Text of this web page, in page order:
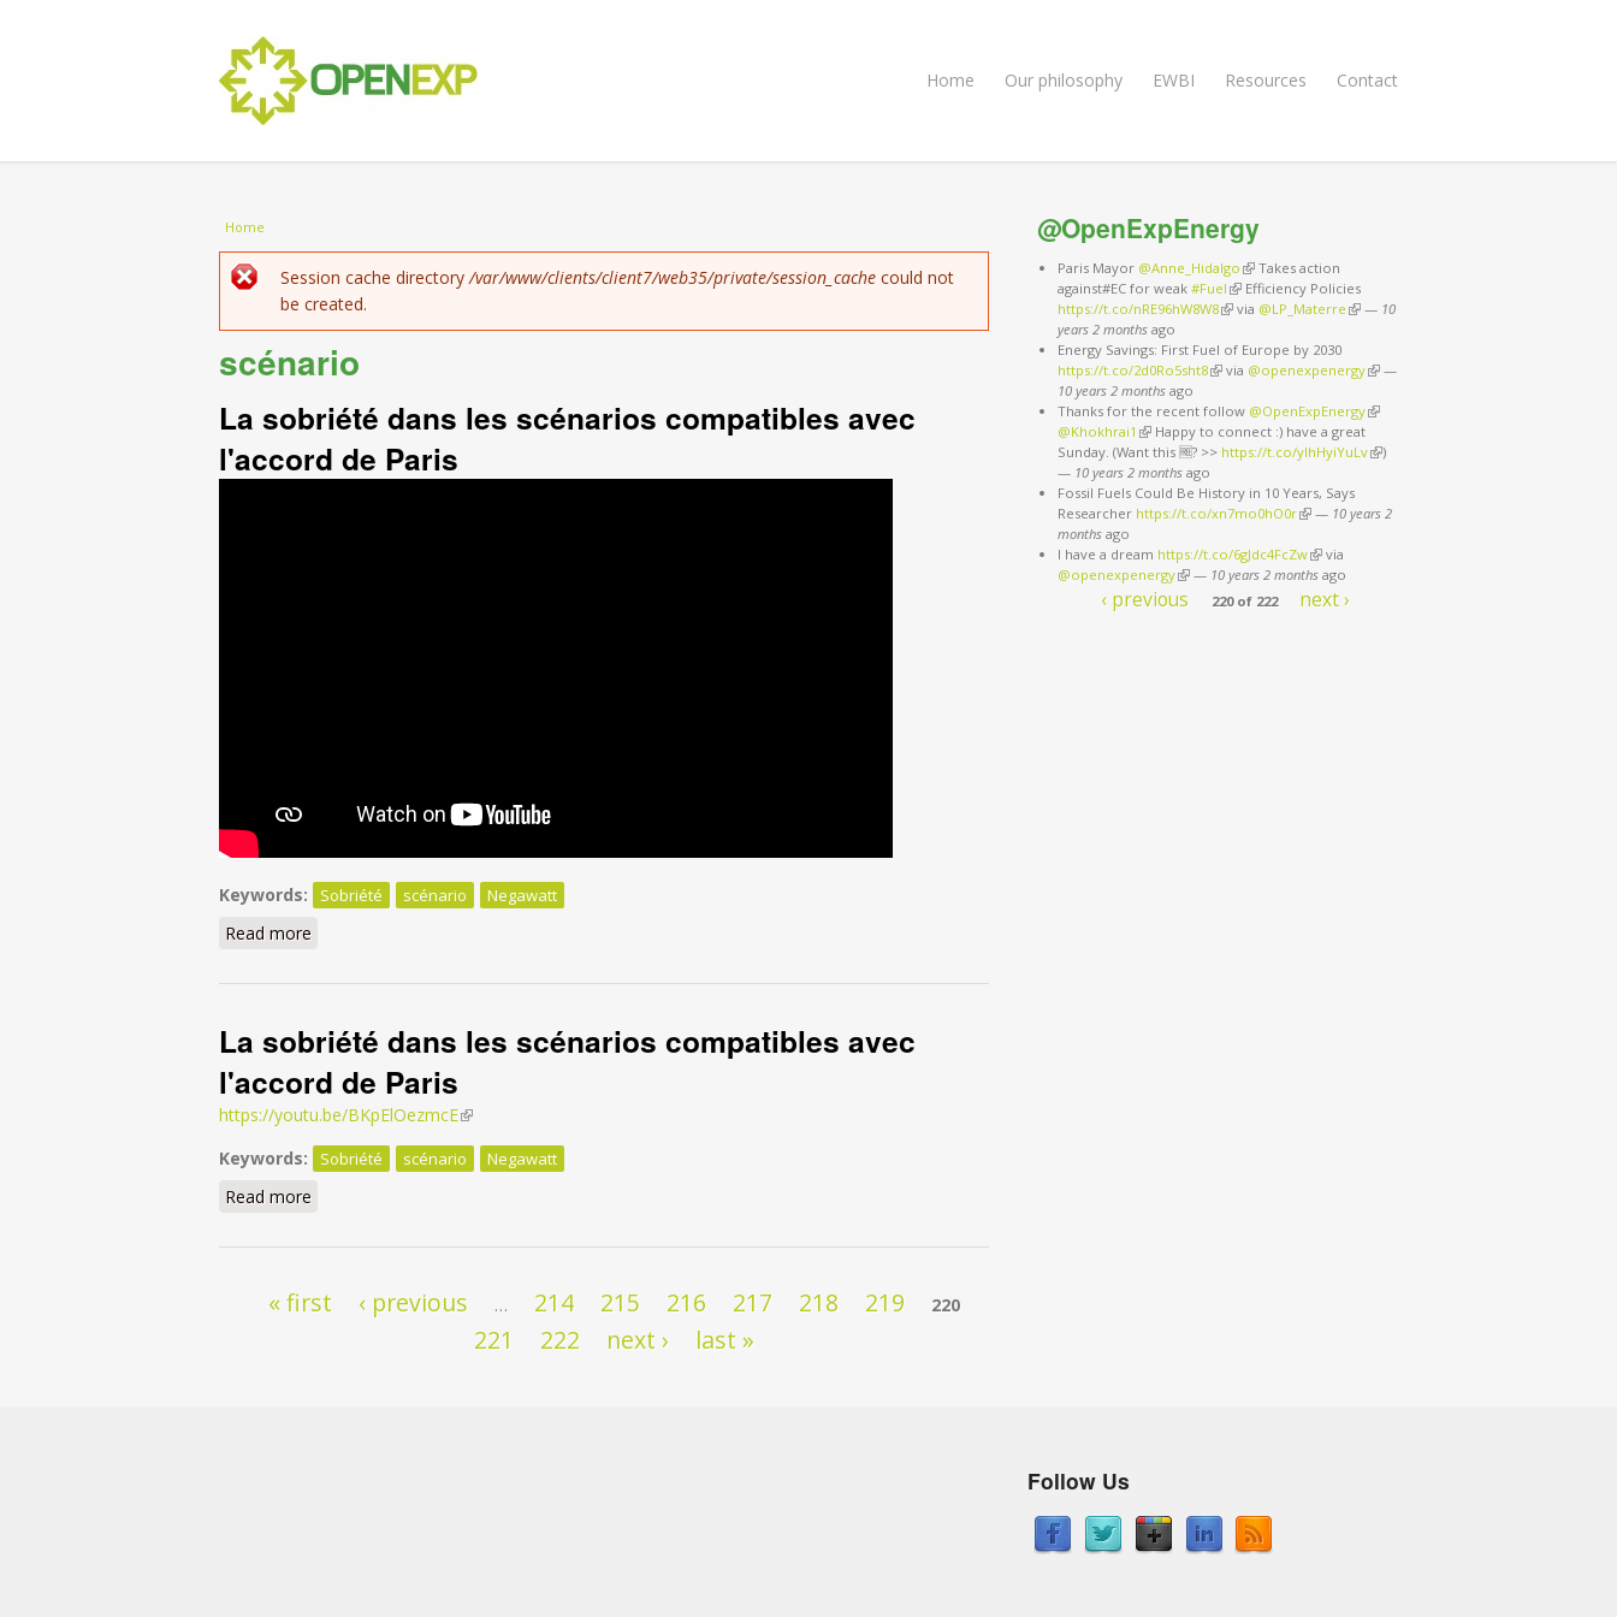
Home Our philosophy EWBI Resources Contact
You are here
Home
Error message
Session cache directory /var/www/clients/client7/web35/private/session_cache could not
be created.
scénario
La sobriété dans les scénarios compatibles avec
l'accord de Paris
Keywords: Sobriété scénario Negawatt
Read more
La sobriété dans les scénarios compatibles avec
l'accord de Paris
https://youtu.be/BKpElOezmcE(link is external)
Keywords:
Sobriété scénario Negawatt
Read more
Pages« first ‹ previous … 214 215 216 217 218 219 220
221 222 next › last »
@OpenExpEnergy
Paris Mayor @Anne_Hidalgo (link is external)
Takes action
against#EC for weak#Fuel (link is external)
Efficiency Policies
https://t.co/nRE96hW8W8(link is external)
via @LP_Materre (link is external)
— 10
years 2 months ago
Energy Savings: First Fuel of Europe by 2030
https://t.co/2d0Ro5sht8(link is external)
via @openexpenergy(link is external)
—
10 years 2 months ago
Thanks for the recent follow @OpenExpEnergy(link is external)
@Khokhrai1 (link is external)
Happy to connect :) have a great
Sunday. (Want this 🆓? >> https://t.co/ylhHyiYuLv(link is external)
)
— 10 years 2 months ago
Fossil Fuels Could Be History in 10 Years, Says
Researcher https://t.co/xn7mo0hO0r(link is external)
— 10 years 2
months ago
I have a dream https://t.co/6gJdc4FcZw(link is external)
via
@openexpenergy(link is external)
— 10 years 2 months ago
‹ previous 220 of 222 next ›
Follow Us